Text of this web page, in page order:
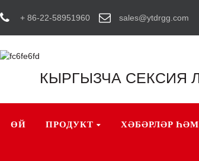
+ 86-22-58951960 sales@ytdrgg.com
КЫРГЫЗЧА СЕКСИЯ
ӨЙ ПРОДУКТ ХӘБӘРЛӘР